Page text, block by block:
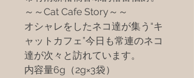
～～Cat Cafe Story～～
オシャレをしたネコ達が集う“キ
ャットカフェ”今日も常連のネコ
達が次々と訪れています。
内容量6g（2g×3袋）